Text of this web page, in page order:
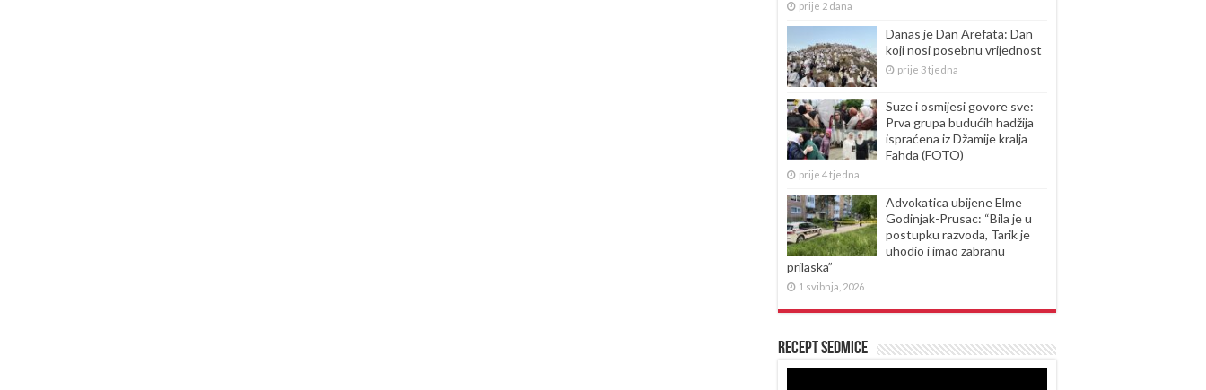
prije 2 dana
Danas je Dan Arefata: Dan
koji nosi posebnu vrijednost
prije 3 tjedna
Suze i osmijesi govore sve:
Prva grupa budućih hadžija
ispraćena iz Džamije kralja
Fahda (FOTO)
prije 4 tjedna
Advokatica ubijene Elme
Godinjak-Prusac: “Bila je u
postupku razvoda, Tarik je
uhodio i imao zabranu
prilaska”
1 svibnja, 2026
Recept sedmice